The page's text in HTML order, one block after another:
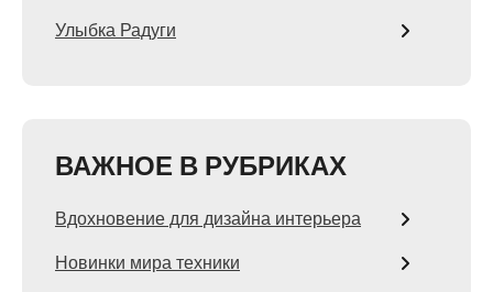
Улыбка Радуги
ВАЖНОЕ В РУБРИКАХ
Вдохновение для дизайна интерьера
Новинки мира техники